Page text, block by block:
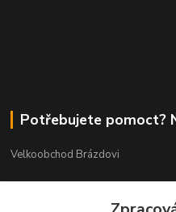
Potřebujete pomoct?
Velkoobchod Brázdovi
+420 602 565 661